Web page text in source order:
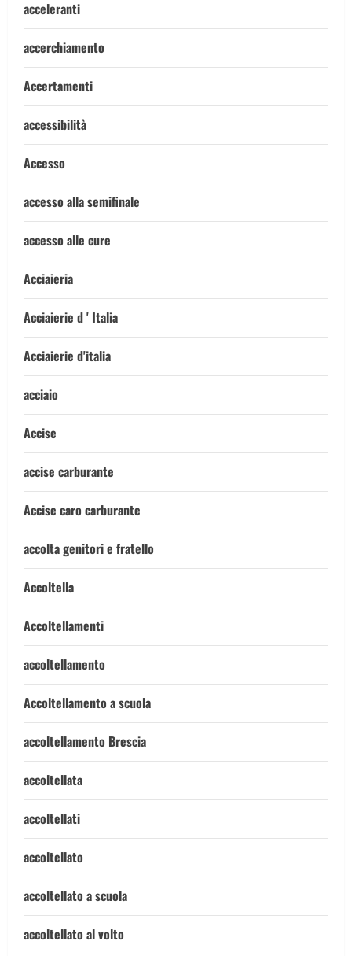
acceleranti
accerchiamento
Accertamenti
accessibilità
Accesso
accesso alla semifinale
accesso alle cure
Acciaieria
Acciaierie d ' Italia
Acciaierie d'italia
acciaio
Accise
accise carburante
Accise caro carburante
accolta genitori e fratello
Accoltella
Accoltellamenti
accoltellamento
Accoltellamento a scuola
accoltellamento Brescia
accoltellata
accoltellati
accoltellato
accoltellato a scuola
accoltellato al volto